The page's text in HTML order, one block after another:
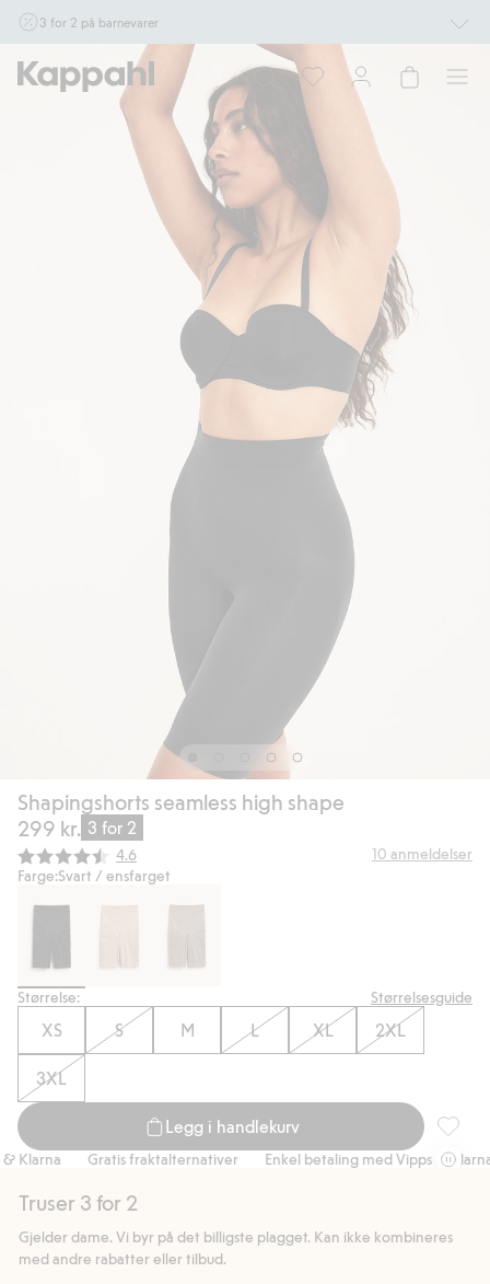
3 for 2 på barnevarer
Ikke Newbie. Gjelder når du handler 2 eller flere varer som inngår i tilbudet tom.
17/8 i butikk & online for deg som er eller blir medlem. Kan ikke kombineres med
andre tilbud eller rabatter.
Handle nå
Shapingshorts seamless high shape
299 kr. 3 for 2
Gjennomsnittskarakter:
4.6 10 anmeldelser
Farge:Svart / ensfarget
Størrelse: Størrelsesguide
XS S M L XL 2XL
3XL
Legg i handlekurv
Gratis fraktalternativer Enkel betaling med Vipps & Klarna
Truser 3 for 2
Gjelder dame. Vi byr på det billigste plagget. Kan ikke kombineres
med andre rabatter eller tilbud.